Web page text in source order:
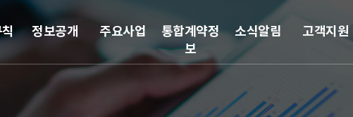
정보공개 주요사업
통합계약정
보
소식알림 고객지원